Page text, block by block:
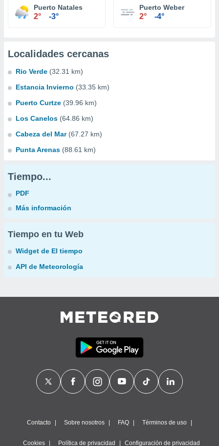
Puerto Natales
2° -3°
Puerto Weber
2° -4°
Localidades cercanas
Rio Verde (32.31 km)
Estancia Invierno (33.35 km)
Puerto Curtze (39.96 km)
Los Canelos (64.86 km)
Cabeza del Mar (67.27 km)
Punta Arenas (88.61 km)
Tiempo...
PDF
Más información
Tiempo en tu Web
Widget de El tiempo
API de Meteorología
Contacto Sobre nosotros FAQ Términos de uso
Cookies Política de privacidad Configuración de privacidad